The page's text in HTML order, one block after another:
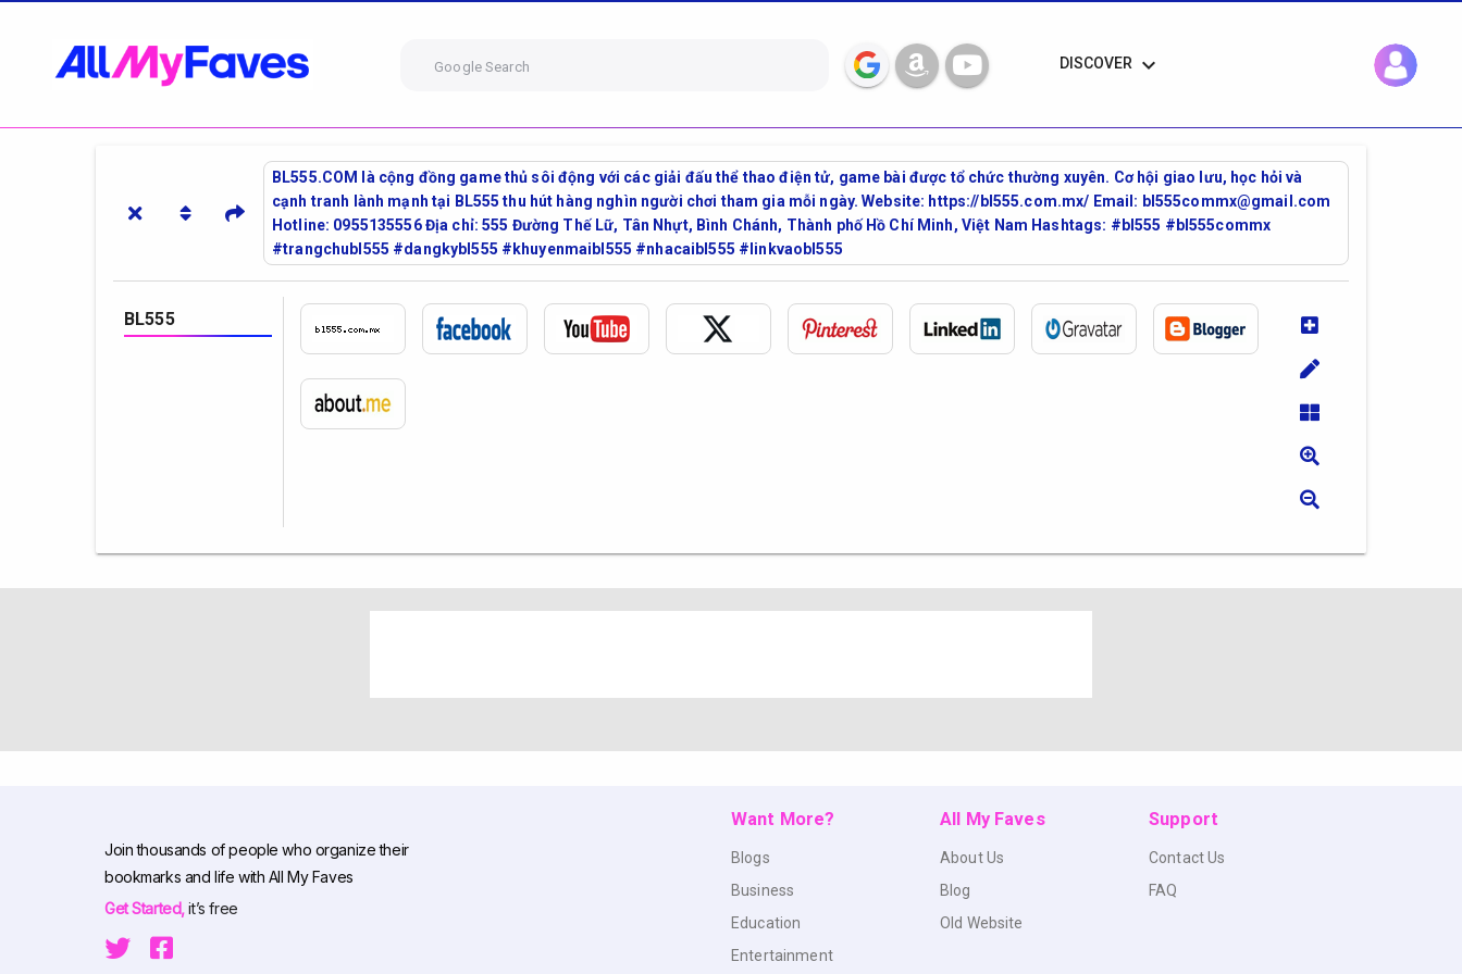
Google Search DISCOVER keyboard_arrow_down
BL555.COM là cộng đồng game thủ sôi động với các giải đấu thể thao điện tử, game bài được tổ chức thường xuyên. Cơ hội giao lưu, học hỏi và
cạnh tranh lành mạnh tại BL555 thu hút hàng nghìn người chơi tham gia mỗi ngày. Website: https://bl555.com.mx/ Email: bl555commx@gmail.com
Hotline: 0955135556 Địa chỉ: 555 Đường Thế Lữ, Tân Nhựt, Bình Chánh, Thành phố Hồ Chí Minh, Việt Nam Hashtags: #bl555 #bl555commx
#trangchubl555 #dangkybl555 #khuyenmaibl555 #nhacaibl555 #linkvaobl555
BL555
Join thousands of people who organize their
bookmarks and life with All My Faves
Get Started,it’s free
Want More?
Blogs
Business
Education
Entertainment
All My Faves
About Us
Blog
Old Website
Support
Contact Us
FAQ